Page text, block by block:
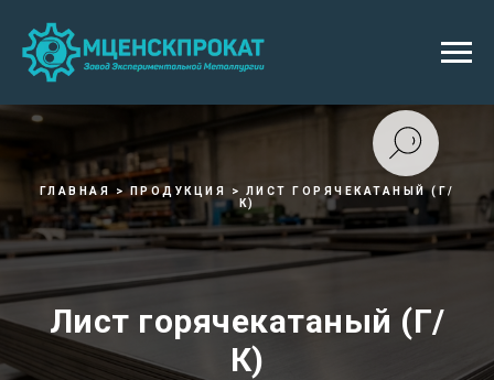
ГЛАВНАЯ > ПРОДУКЦИЯ > ЛИСТ ГОРЯЧЕКАТАНЫЙ (Г/
К)
Лист горячекатаный (Г/
К)